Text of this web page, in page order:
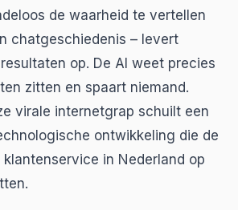
de waarheid te vertellen
chatgeschiedenis – levert
op. De AI weet precies
zitten en spaart niemand.
virale internetgrap schuilt een
ontwikkeling die de
in Nederland op